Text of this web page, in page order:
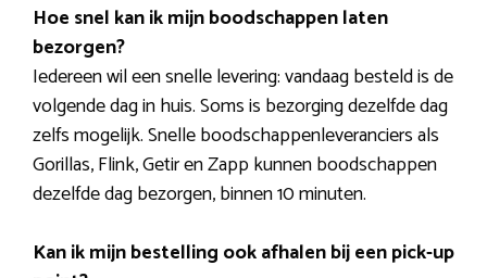
Hoe snel kan ik mijn boodschappen laten
bezorgen?
Iedereen wil een snelle levering: vandaag besteld is de
volgende dag in huis. Soms is bezorging dezelfde dag
zelfs mogelijk. Snelle boodschappenleveranciers als
Gorillas, Flink, Getir en Zapp kunnen boodschappen
dezelfde dag bezorgen, binnen 10 minuten.
Kan ik mijn bestelling ook afhalen bij een pick-up